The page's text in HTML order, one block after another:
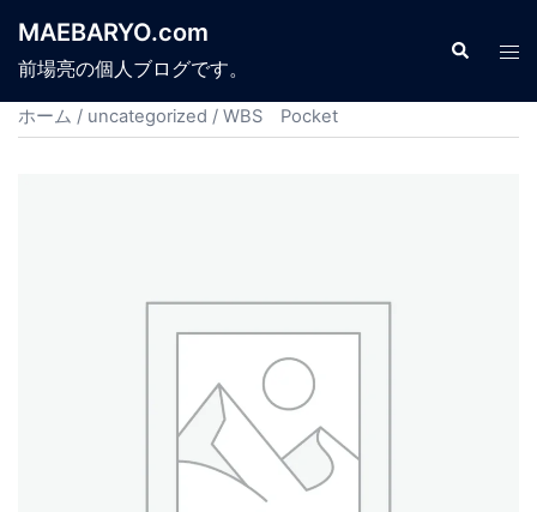
ン
MAEBARYO.com
前場亮の個人ブログです。
検
索
ト
メ
ホーム / uncategorized / WBS Pocket